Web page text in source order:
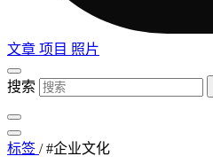
文章 项目 照片
搜索
标签 / #企业文化